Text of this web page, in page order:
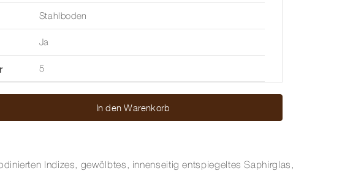
Stahlboden
Ja
5
In den Warenkorb
Indizes, gewölbtes, innenseitig entspiegeltes Saphirglas,